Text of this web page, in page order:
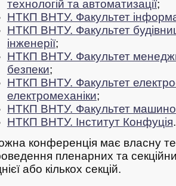
технологій та автоматизації;
НТКП ВНТУ. Факультет
НТКП ВНТУ. Факультет
інженерії;
НТКП ВНТУ. Факультет
безпеки;
НТКП ВНТУ. Факультет
електромеханіки;
НТКП ВНТУ. Факультет
НТКП ВНТУ. Інститут Конфуція.
конференція має власну
пленарних та
або кількох секцій.